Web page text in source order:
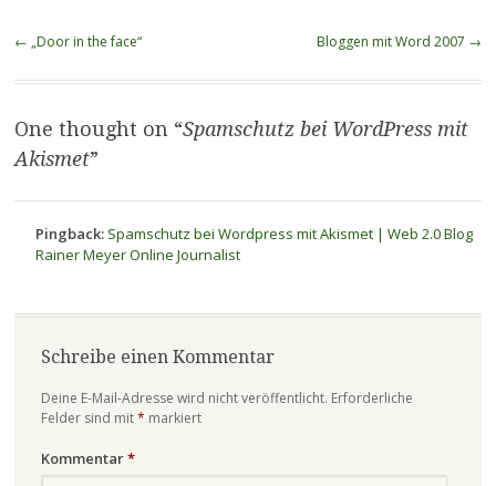
Beitragsnavigation
← „Door in the face“ Bloggen mit Word 2007 →
One thought on “Spamschutz bei WordPress mit
Akismet”
Pingback: Spamschutz bei Wordpress mit Akismet | Web 2.0 Blog
Rainer Meyer Online Journalist
Schreibe einen Kommentar
Deine E-Mail-Adresse wird nicht veröffentlicht. Erforderliche
Felder sind mit* markiert
Kommentar*